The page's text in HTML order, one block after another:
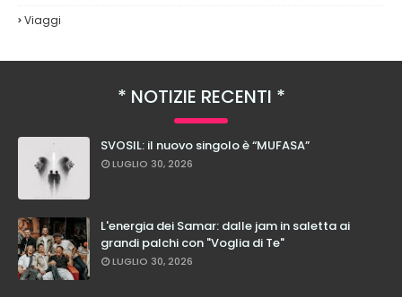
Viaggi
NOTIZIE RECENTI
SVOSIL: il nuovo singolo è “MUFASA”
LUGLIO 30, 2026
L'energia dei Samar: dalle jam in saletta ai
grandi palchi con "Voglia di Te"
LUGLIO 30, 2026